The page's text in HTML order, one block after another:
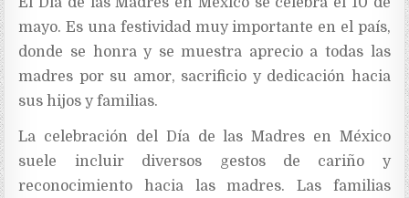
mayo. Es una festividad muy importante en el país,
donde se honra y se muestra aprecio a todas las
madres por su amor, sacrificio y dedicación hacia
sus hijos y familias.
La celebración del Día de las Madres en México
suele incluir diversos gestos de cariño y
reconocimiento hacia las madres. Las familias